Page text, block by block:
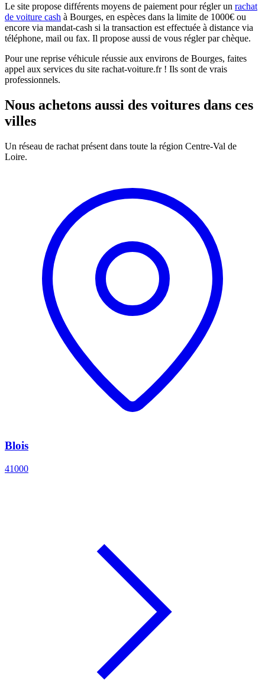
Le site propose différents moyens de paiement pour régler un rachat
de voiture cash à Bourges, en espèces dans la limite de 1000€ ou
encore via mandat-cash si la transaction est effectuée à distance via
téléphone, mail ou fax. Il propose aussi de vous régler par chèque.
Pour une reprise véhicule réussie aux environs de Bourges, faites
appel aux services du site rachat-voiture.fr ! Ils sont de vrais
professionnels.
Nous achetons aussi des voitures dans ces
villes
Un réseau de rachat présent dans toute la région Centre-Val de
Loire.
Blois
41000